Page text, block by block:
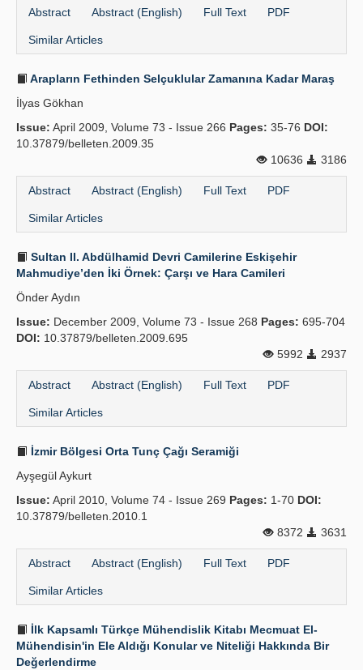
Abstract Abstract (English) Full Text PDF
Similar Articles
Arapların Fethinden Selçuklular Zamanına Kadar Maraş
İlyas Gökhan
Issue: April 2009, Volume 73 - Issue 266 Pages: 35-76 DOI:
10.37879/belleten.2009.35
10636
3186
Abstract Abstract (English) Full Text PDF
Similar Articles
Sultan II. Abdülhamid Devri Camilerine Eskişehir
Mahmudiye’den İki Örnek: Çarşı ve Hara Camileri
Önder Aydın
Issue: December 2009, Volume 73 - Issue 268 Pages: 695-704
DOI: 10.37879/belleten.2009.695
5992
2937
Abstract Abstract (English) Full Text PDF
Similar Articles
İzmir Bölgesi Orta Tunç Çağı Seramiği
Ayşegül Aykurt
Issue: April 2010, Volume 74 - Issue 269 Pages: 1-70 DOI:
10.37879/belleten.2010.1
8372
3631
Abstract Abstract (English) Full Text PDF
Similar Articles
İlk Kapsamlı Türkçe Mühendislik Kitabı Mecmuat El-
Mühendisin'in Ele Aldığı Konular ve Niteliği Hakkında Bir
Değerlendirme